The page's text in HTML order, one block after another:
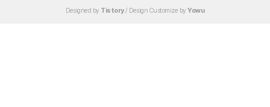
Designed by Tistory/ Design Customize by Yowu